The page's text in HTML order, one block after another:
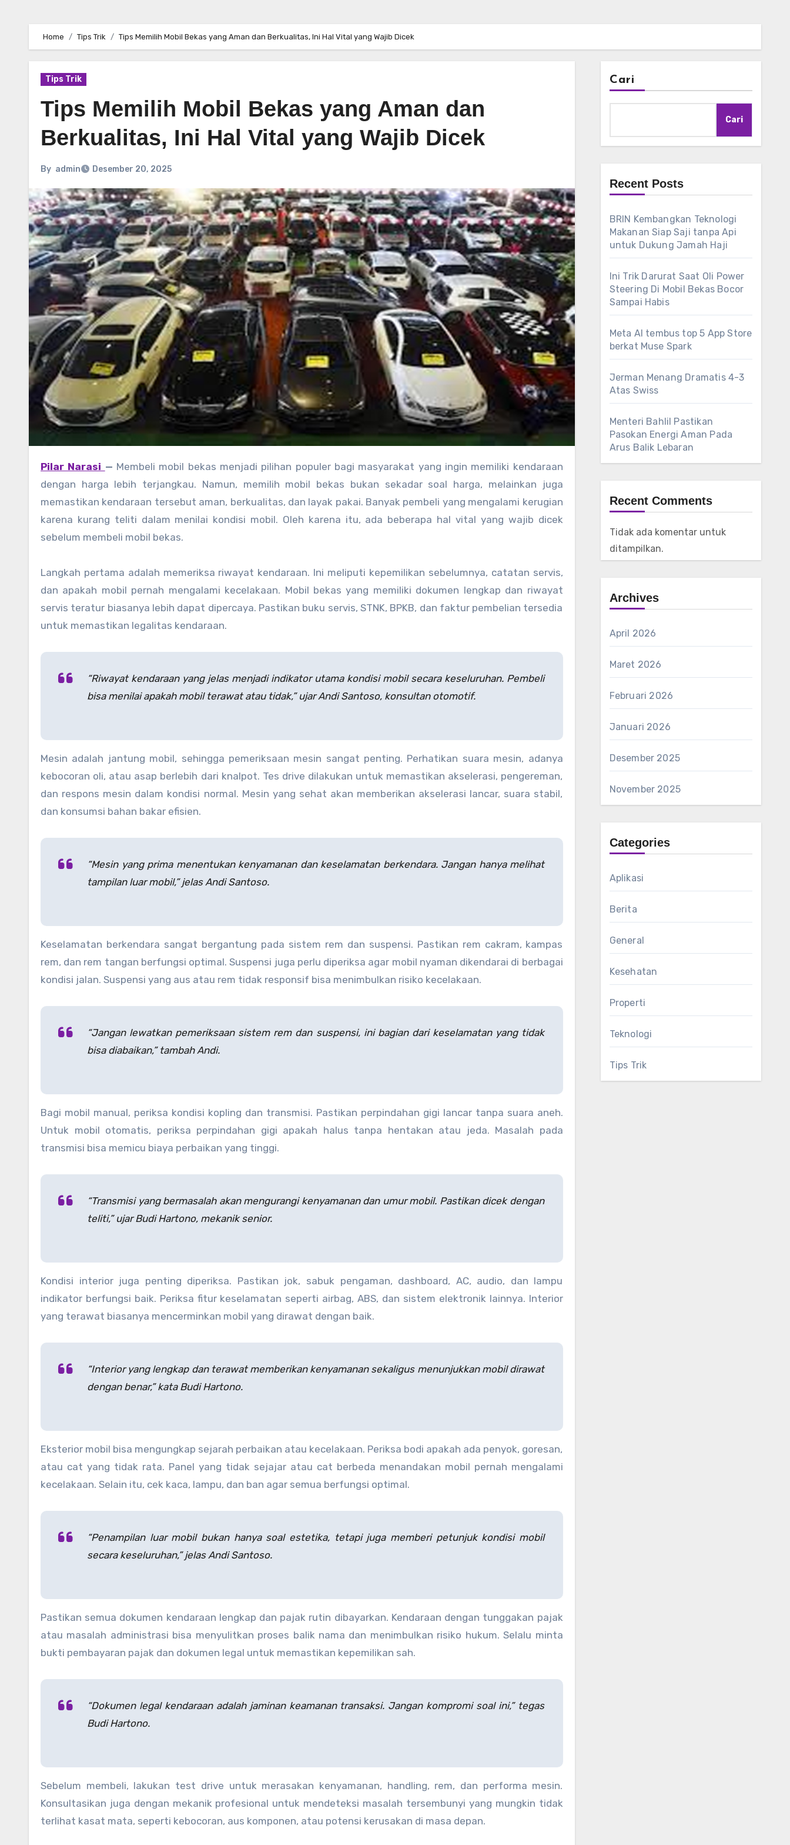
Home Tips Trik Tips Memilih Mobil Bekas yang Aman dan Berkualitas, Ini Hal Vital yang Wajib Dicek
Tips Trik
Tips Memilih Mobil Bekas yang Aman dan
Berkualitas, Ini Hal Vital yang Wajib Dicek
By admin Desember 20, 2025
Pilar Narasi — Membeli mobil bekas menjadi pilihan populer bagi masyarakat yang ingin memiliki kendaraan
dengan harga lebih terjangkau. Namun, memilih mobil bekas bukan sekadar soal harga, melainkan juga
memastikan kendaraan tersebut aman, berkualitas, dan layak pakai. Banyak pembeli yang mengalami kerugian
karena kurang teliti dalam menilai kondisi mobil. Oleh karena itu, ada beberapa hal vital yang wajib dicek
sebelum membeli mobil bekas.
Langkah pertama adalah memeriksa riwayat kendaraan. Ini meliputi kepemilikan sebelumnya, catatan servis,
dan apakah mobil pernah mengalami kecelakaan. Mobil bekas yang memiliki dokumen lengkap dan riwayat
servis teratur biasanya lebih dapat dipercaya. Pastikan buku servis, STNK, BPKB, dan faktur pembelian tersedia
untuk memastikan legalitas kendaraan.
“Riwayat kendaraan yang jelas menjadi indikator utama kondisi mobil secara keseluruhan. Pembeli
bisa menilai apakah mobil terawat atau tidak,” ujar Andi Santoso, konsultan otomotif.
Mesin adalah jantung mobil, sehingga pemeriksaan mesin sangat penting. Perhatikan suara mesin, adanya
kebocoran oli, atau asap berlebih dari knalpot. Tes drive dilakukan untuk memastikan akselerasi, pengereman,
dan respons mesin dalam kondisi normal. Mesin yang sehat akan memberikan akselerasi lancar, suara stabil,
dan konsumsi bahan bakar efisien.
“Mesin yang prima menentukan kenyamanan dan keselamatan berkendara. Jangan hanya melihat
tampilan luar mobil,” jelas Andi Santoso.
Keselamatan berkendara sangat bergantung pada sistem rem dan suspensi. Pastikan rem cakram, kampas
rem, dan rem tangan berfungsi optimal. Suspensi juga perlu diperiksa agar mobil nyaman dikendarai di berbagai
kondisi jalan. Suspensi yang aus atau rem tidak responsif bisa menimbulkan risiko kecelakaan.
“Jangan lewatkan pemeriksaan sistem rem dan suspensi, ini bagian dari keselamatan yang tidak
bisa diabaikan,” tambah Andi.
Bagi mobil manual, periksa kondisi kopling dan transmisi. Pastikan perpindahan gigi lancar tanpa suara aneh.
Untuk mobil otomatis, periksa perpindahan gigi apakah halus tanpa hentakan atau jeda. Masalah pada
transmisi bisa memicu biaya perbaikan yang tinggi.
“Transmisi yang bermasalah akan mengurangi kenyamanan dan umur mobil. Pastikan dicek dengan
teliti,” ujar Budi Hartono, mekanik senior.
Kondisi interior juga penting diperiksa. Pastikan jok, sabuk pengaman, dashboard, AC, audio, dan lampu
indikator berfungsi baik. Periksa fitur keselamatan seperti airbag, ABS, dan sistem elektronik lainnya. Interior
yang terawat biasanya mencerminkan mobil yang dirawat dengan baik.
“Interior yang lengkap dan terawat memberikan kenyamanan sekaligus menunjukkan mobil dirawat
dengan benar,” kata Budi Hartono.
Eksterior mobil bisa mengungkap sejarah perbaikan atau kecelakaan. Periksa bodi apakah ada penyok, goresan,
atau cat yang tidak rata. Panel yang tidak sejajar atau cat berbeda menandakan mobil pernah mengalami
kecelakaan. Selain itu, cek kaca, lampu, dan ban agar semua berfungsi optimal.
“Penampilan luar mobil bukan hanya soal estetika, tetapi juga memberi petunjuk kondisi mobil
secara keseluruhan,” jelas Andi Santoso.
Pastikan semua dokumen kendaraan lengkap dan pajak rutin dibayarkan. Kendaraan dengan tunggakan pajak
atau masalah administrasi bisa menyulitkan proses balik nama dan menimbulkan risiko hukum. Selalu minta
bukti pembayaran pajak dan dokumen legal untuk memastikan kepemilikan sah.
“Dokumen legal kendaraan adalah jaminan keamanan transaksi. Jangan kompromi soal ini,” tegas
Budi Hartono.
Sebelum membeli, lakukan test drive untuk merasakan kenyamanan, handling, rem, dan performa mesin.
Konsultasikan juga dengan mekanik profesional untuk mendeteksi masalah tersembunyi yang mungkin tidak
terlihat kasat mata, seperti kebocoran, aus komponen, atau potensi kerusakan di masa depan.
Cari
Cari
Recent Posts
BRIN Kembangkan Teknologi
Makanan Siap Saji tanpa Api
untuk Dukung Jamah Haji
Ini Trik Darurat Saat Oli Power
Steering Di Mobil Bekas Bocor
Sampai Habis
Meta AI tembus top 5 App Store
berkat Muse Spark
Jerman Menang Dramatis 4-3
Atas Swiss
Menteri Bahlil Pastikan
Pasokan Energi Aman Pada
Arus Balik Lebaran
Recent Comments
Tidak ada komentar untuk
ditampilkan.
Archives
April 2026
Maret 2026
Februari 2026
Januari 2026
Desember 2025
November 2025
Categories
Aplikasi
Berita
General
Kesehatan
Properti
Teknologi
Tips Trik